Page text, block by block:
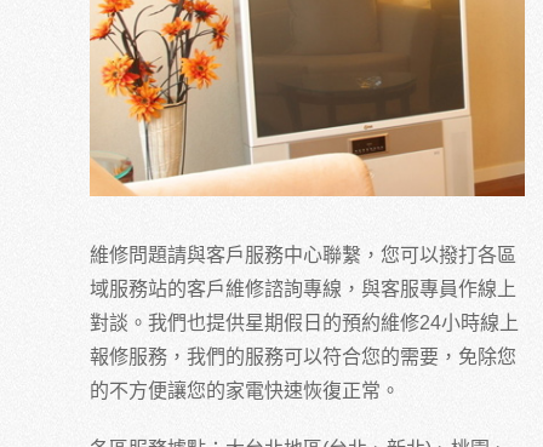
維修問題請與客戶服務中心聯繫，您可以撥打各區
域服務站的客戶維修諮詢專線，與客服專員作線上
對談。我們也提供星期假日的預約維修24小時線上
報修服務，我們的服務可以符合您的需要，免除您
的不方便讓您的家電快速恢復正常。